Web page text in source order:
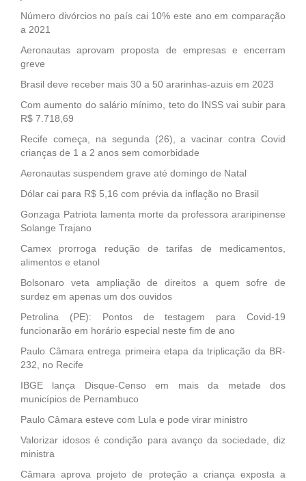
Número divórcios no país cai 10% este ano em comparação
a 2021
Aeronautas aprovam proposta de empresas e encerram
greve
Brasil deve receber mais 30 a 50 ararinhas-azuis em 2023
Com aumento do salário mínimo, teto do INSS vai subir para
R$ 7.718,69
Recife começa, na segunda (26), a vacinar contra Covid
crianças de 1 a 2 anos sem comorbidade
Aeronautas suspendem grave até domingo de Natal
Dólar cai para R$ 5,16 com prévia da inflação no Brasil
Gonzaga Patriota lamenta morte da professora araripinense
Solange Trajano
Camex prorroga redução de tarifas de medicamentos,
alimentos e etanol
Bolsonaro veta ampliação de direitos a quem sofre de
surdez em apenas um dos ouvidos
Petrolina (PE): Pontos de testagem para Covid-19
funcionarão em horário especial neste fim de ano
Paulo Câmara entrega primeira etapa da triplicação da BR-
232, no Recife
IBGE lança Disque-Censo em mais da metade dos
municípios de Pernambuco
Paulo Câmara esteve com Lula e pode virar ministro
Valorizar idosos é condição para avanço da sociedade, diz
ministra
Câmara aprova projeto de proteção a criança exposta a